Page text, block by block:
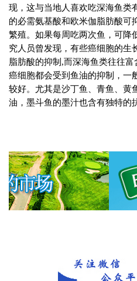
现，这与当地人喜欢吃深海鱼类
的必需氨基酸和欧米伽脂肪酸可
繁殖。如果每周吃两次鱼，可降
究人员曾发现，有些癌细胞的生
脂肪酸的抑制 ,而深海鱼类往往
癌细胞都会受到鱼油的抑制，一
较好。尤其是沙丁鱼、青鱼、黄
油，墨斗鱼的墨汁也含有独特的